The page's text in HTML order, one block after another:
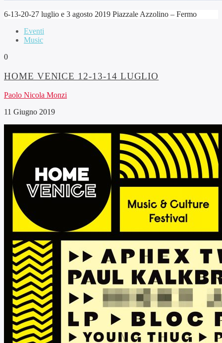
6-13-20-27 luglio e 3 agosto 2019 Piazzale Azzolino – Fermo
Eventi
Music
0
HOME VENICE 12-13-14 LUGLIO
Paolo Nicola Monzi
11 Giugno 2019